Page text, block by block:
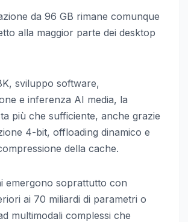
da 96 GB rimane comunque
alla maggior parte dei desktop
sviluppo software,
e inferenza AI media, la
più che sufficiente, anche grazie
4-bit, offloading dinamico e
della cache.
emergono soprattutto con
ai 70 miliardi di parametri o
multimodali complessi che